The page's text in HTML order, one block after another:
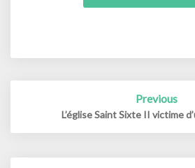
Previous
L’église Saint Sixte II victime